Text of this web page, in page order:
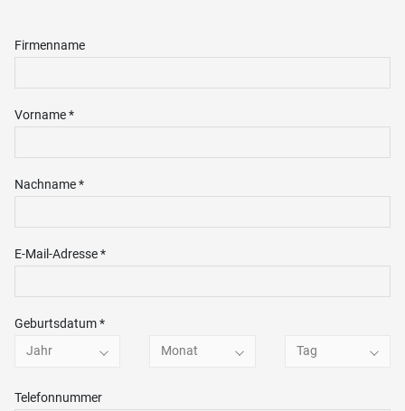
Firmenname
Vorname *
Nachname *
E-Mail-Adresse *
Geburtsdatum *
Jahr
Monat Tag
Telefonnummer